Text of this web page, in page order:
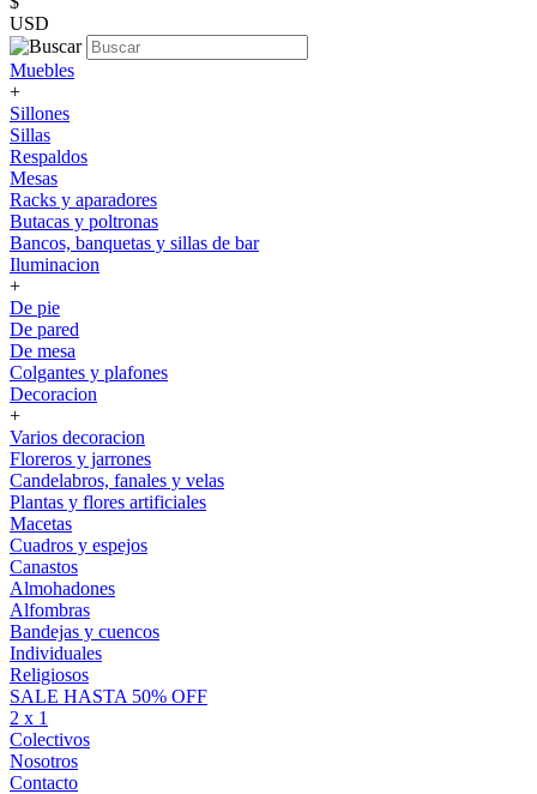
USD
Muebles
+
Sillones
Sillas
Respaldos
Mesas
Racks y aparadores
Butacas y poltronas
Bancos, banquetas y sillas de bar
Iluminacion
+
De pie
De pared
De mesa
Colgantes y plafones
Decoracion
+
Varios decoracion
Floreros y jarrones
Candelabros, fanales y velas
Plantas y flores artificiales
Macetas
Cuadros y espejos
Canastos
Almohadones
Alfombras
Bandejas y cuencos
Individuales
Religiosos
SALE HASTA 50% OFF
2 x 1
Colectivos
Nosotros
Contacto